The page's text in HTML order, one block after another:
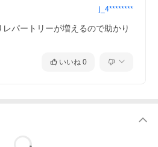
j_4********
パートリーが増えるので助かり
いいね 0